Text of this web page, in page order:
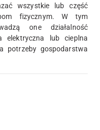
wszystkie lub część
fizycznym. W tym
one działalność
elektryczna lub cieplna
potrzeby gospodarstwa